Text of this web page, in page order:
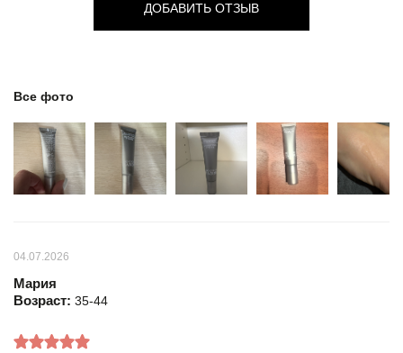
ДОБАВИТЬ ОТЗЫВ
Все фото
04.07.2026
Мария
Возраст: 35-44